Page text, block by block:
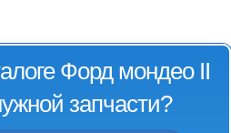
Форд мондео II
запчасти?